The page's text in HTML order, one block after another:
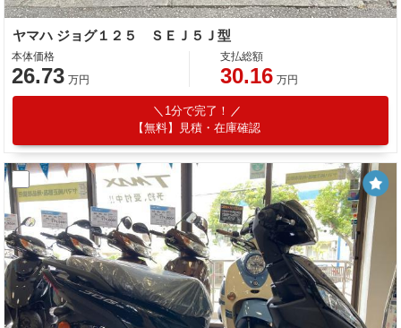
ヤマハ ジョグ１２５ ＳＥＪ５Ｊ型
本体価格
26.73 万円
支払総額
30.16 万円
1分で完了！
【無料】見積・在庫確認